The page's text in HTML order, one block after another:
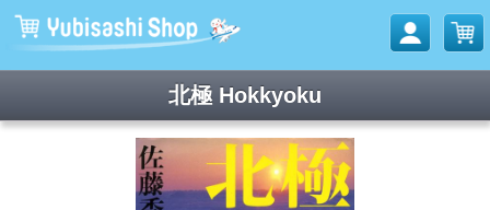
北極 Hokkyoku